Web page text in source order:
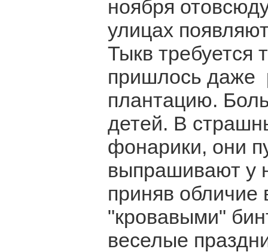
ноября
улицах
Тыкв требуется
пришлось даже
плантацию.
детей. В
фонарики, они
выпрашивают у
приняв обличие
"кровавыми"
веселые